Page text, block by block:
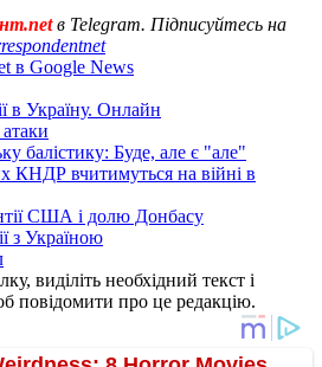
в Telegram. Підписуйтесь на
в Google News
в Україну. Онлайн
балістику: Буде, але є "але"
КНДР вчитимуться на війні в
США і долю Донбасу
з Україною
виділіть необхідний текст і
повідомити про це редакцію.